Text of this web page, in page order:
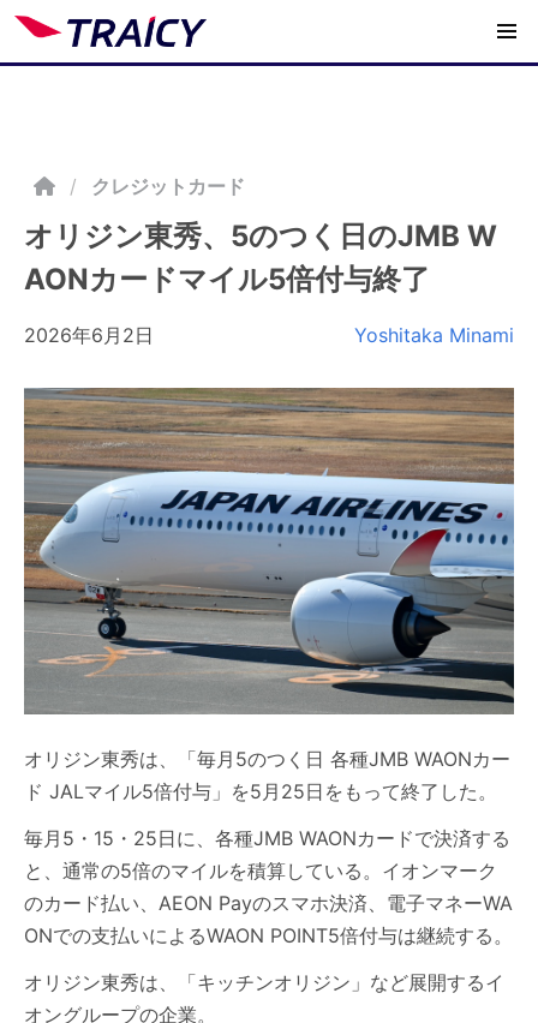
/ クレジットカード
オリジン東秀、5のつく日のJMB W
AONカードマイル5倍付与終了
2026年6月2日 Yoshitaka Minami
オリジン東秀は、「毎月5のつく日 各種JMB WAONカー
ド JALマイル5倍付与」を5月25日をもって終了した。
毎月5・15・25日に、各種JMB WAONカードで決済する
と、通常の5倍のマイルを積算している。イオンマーク
のカード払い、AEON Payのスマホ決済、電子マネーWA
ONでの支払いによるWAON POINT5倍付与は継続する。
オリジン東秀は、「キッチンオリジン」など展開するイ
オングループの企業。